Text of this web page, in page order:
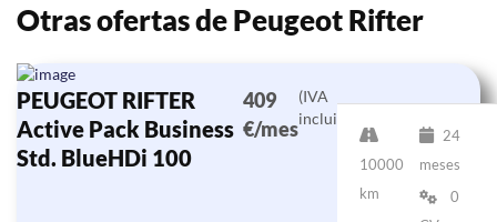
Otras ofertas de Peugeot Rifter
PEUGEOT RIFTER
Active Pack Business
Std. BlueHDi 100
409
€/mes
(IVA
incluido)
10000
km
24
meses
0